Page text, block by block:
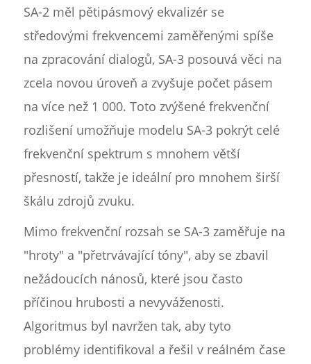
SA-2 měl pětipásmový ekvalizér se
středovými frekvencemi zaměřenými spíše
na zpracování dialogů, SA-3 posouvá věci na
zcela novou úroveň a zvyšuje počet pásem
na více než 1 000. Toto zvýšené frekvenční
rozlišení umožňuje modelu SA-3 pokrýt celé
frekvenční spektrum s mnohem větší
přesností, takže je ideální pro mnohem širší
škálu zdrojů zvuku.
Mimo frekvenční rozsah se SA-3 zaměřuje na
"hroty" a "přetrvávající tóny", aby se zbavil
nežádoucích nánosů, které jsou často
příčinou hrubosti a nevyváženosti.
Algoritmus byl navržen tak, aby tyto
problémy identifikoval a řešil v reálném čase